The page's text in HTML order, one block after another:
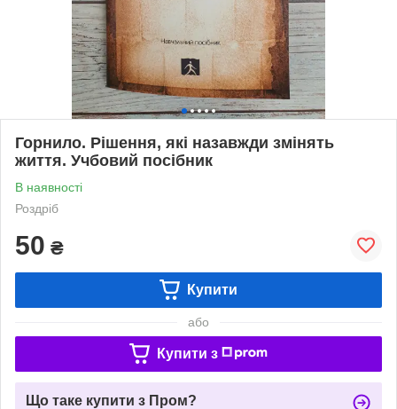
Горнило. Рішення, які назавжди змінять
життя. Учбовий посібник
В наявності
Роздріб
50 ₴
Купити
або
Купити з
Що таке купити з Пром?